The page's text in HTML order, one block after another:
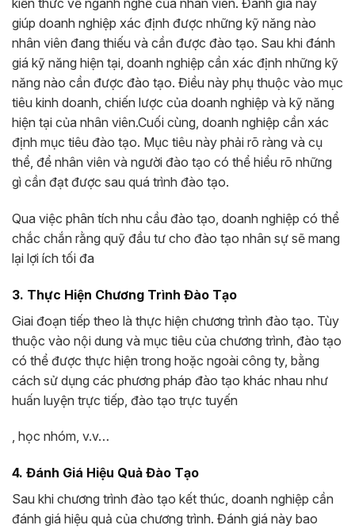
kiến thức về ngành nghề của nhân viên. Đánh giá này
giúp doanh nghiệp xác định được những kỹ năng nào
nhân viên đang thiếu và cần được đào tạo. Sau khi đánh
giá kỹ năng hiện tại, doanh nghiệp cần xác định những kỹ
năng nào cần được đào tạo. Điều này phụ thuộc vào mục
tiêu kinh doanh, chiến lược của doanh nghiệp và kỹ năng
hiện tại của nhân viên.Cuối cùng, doanh nghiệp cần xác
định mục tiêu đào tạo. Mục tiêu này phải rõ ràng và cụ
thể, để nhân viên và người đào tạo có thể hiểu rõ những
gì cần đạt được sau quá trình đào tạo.
Qua việc phân tích nhu cầu đào tạo, doanh nghiệp có thể
chắc chắn rằng quỹ đầu tư cho đào tạo nhân sự sẽ mang
lại lợi ích tối đa
3. Thực Hiện Chương Trình Đào Tạo
Giai đoạn tiếp theo là thực hiện chương trình đào tạo. Tùy
thuộc vào nội dung và mục tiêu của chương trình, đào tạo
có thể được thực hiện trong hoặc ngoài công ty, bằng
cách sử dụng các phương pháp đào tạo khác nhau như
huấn luyện trực tiếp, đào tạo trực tuyến
, học nhóm, v.v…
4. Đánh Giá Hiệu Quả Đào Tạo
Sau khi chương trình đào tạo kết thúc, doanh nghiệp cần
đánh giá hiệu quả của chương trình. Đánh giá này bao